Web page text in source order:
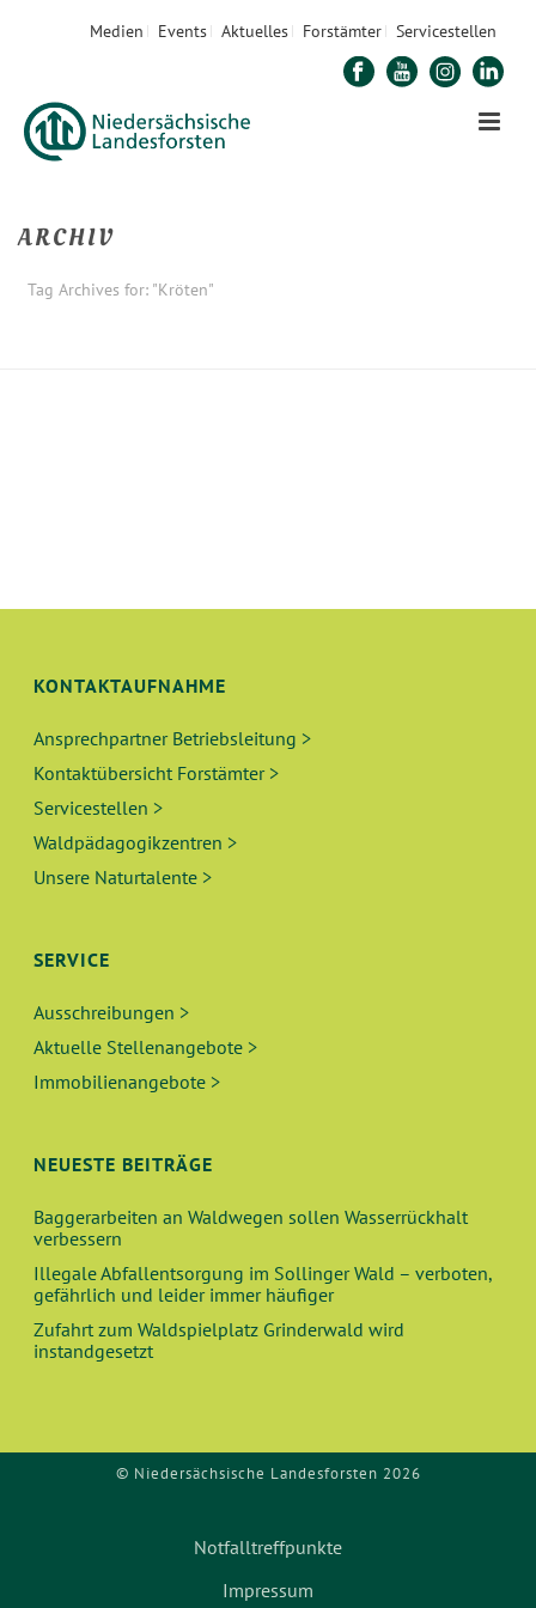
Medien Events Aktuelles Forstämter Servicestellen
ARCHIV
Tag Archives for: "Kröten"
KONTAKTAUFNAHME
Ansprechpartner Betriebsleitung >
Kontaktübersicht Forstämter >
Servicestellen >
Waldpädagogikzentren >
Unsere Naturtalente >
SERVICE
Ausschreibungen >
Aktuelle Stellenangebote >
Immobilienangebote >
NEUESTE BEITRÄGE
Baggerarbeiten an Waldwegen sollen Wasserrückhalt
verbessern
Illegale Abfallentsorgung im Sollinger Wald – verboten,
gefährlich und leider immer häufiger
Zufahrt zum Waldspielplatz Grinderwald wird
instandgesetzt
© Niedersächsische Landesforsten 2026
Notfalltreffpunkte
Impressum